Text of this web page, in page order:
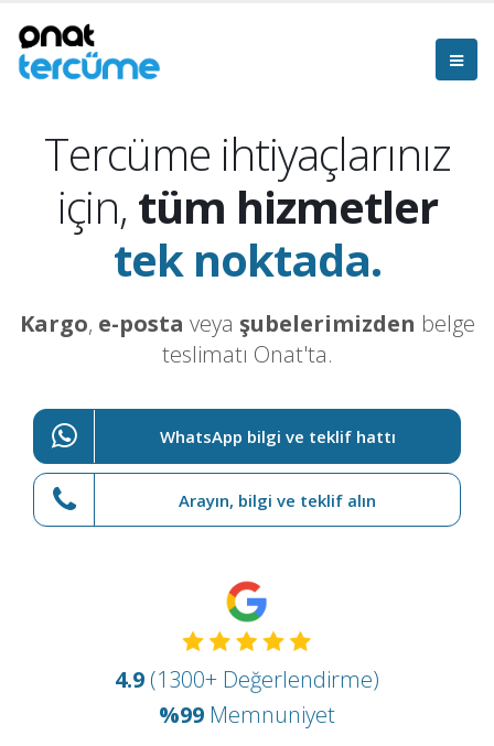
Tercüme ihtiyaçlarınız
için, tüm hizmetler
tek noktada.
Kargo, e-posta veya şubelerimizden belge
teslimatı Onat'ta.
WhatsApp bilgi ve teklif hattı
Arayın, bilgi ve teklif alın
4.9 (1300+ Değerlendirme)
%99 Memnuniyet